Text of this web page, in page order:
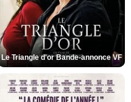
Le Triangle d'or Bande-annonce VF